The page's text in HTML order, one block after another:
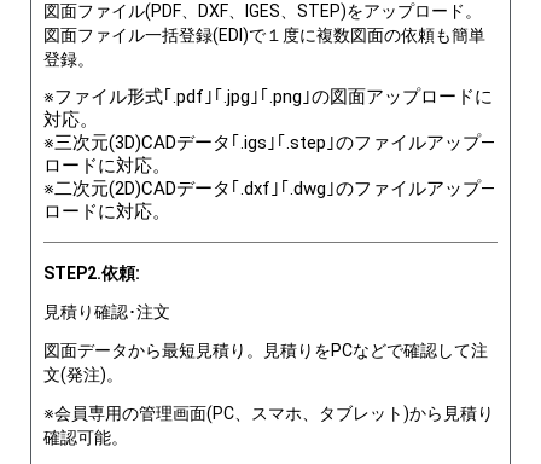
図面ファイル(PDF、DXF、IGES、STEP)をアップロード。
図面ファイル一括登録(EDI)で１度に複数図面の依頼も簡単
登録。
※ファイル形式｢.pdf｣｢.jpg｣｢.png｣の図面アップロードに
対応。
※三次元(3D)CADデータ｢.igs｣｢.step｣のファイルアップ―
ロードに対応。
※二次元(2D)CADデータ｢.dxf｣｢.dwg｣のファイルアップ―
ロードに対応。
STEP2.依頼:
見積り確認･注文
図面データから最短見積り。見積りをPCなどで確認して注
文(発注)。
※会員専用の管理画面(PC、スマホ、タブレット)から見積り
確認可能。